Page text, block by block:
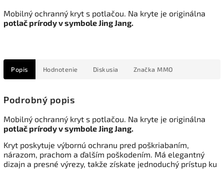
Mobilný ochranný kryt s potlačou. Na kryte je originálna
potlač prírody v symbole Jing Jang.
Popis Hodnotenie Diskusia Značka MMO
Podrobný popis
Mobilný ochranný kryt s potlačou. Na kryte je originálna
potlač prírody v symbole Jing Jang.
Kryt poskytuje výbornú ochranu pred poškriabaním,
nárazom, prachom a ďalším poškodením. Má elegantný
dizajn a presné výrezy, takže získate jednoduchý prístup ku